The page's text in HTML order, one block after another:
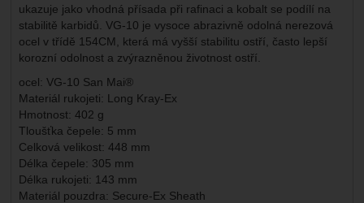
ukazuje jako vhodná přísada při rafinaci a kobalt se podílí na
stabilitě karbidů. VG-10 je vysoce abrazivně odolná nerezová
ocel v třídě 154CM, která má vyšší stabilitu ostří, často lepší
korozní odolnost a zvýrazněnou životnost ostří.
ocel: VG-10 San Mai®
Materiál rukojeti: Long Kray-Ex
Hmotnost: 402 g
Tloušťka čepele: 5 mm
Celková velikost: 448 mm
Délka čepele: 305 mm
Délka rukojeti: 143 mm
Materiál pouzdra: Secure-Ex Sheath